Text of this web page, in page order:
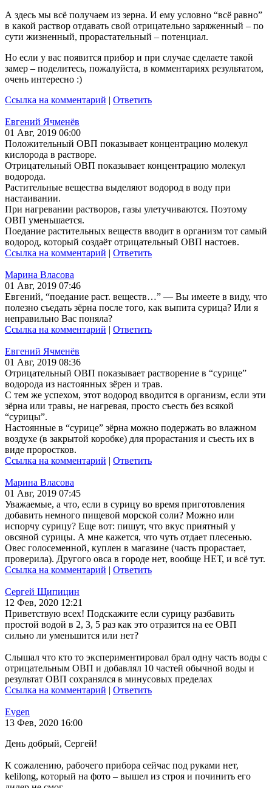
А здесь мы всё получаем из зерна. И ему условно “всё равно”
в какой раствор отдавать свой отрицательно заряженный – по
сути жизненный, прорастательный – потенциал.
Но если у вас появится прибор и при случае сделаете такой
замер – поделитесь, пожалуйста, в комментариях результатом,
очень интересно :)
Ссылка на комментарий | Ответить
Евгений Ячменёв
01 Авг, 2019 06:00
Положительный ОВП показывает концентрацию молекул
кислорода в растворе.
Отрицательный ОВП показывает концентрацию молекул
водорода.
Растительные вещества выделяют водород в воду при
настаивании.
При нагревании растворов, газы улетучиваются. Поэтому
ОВП уменьшается.
Поедание растительных веществ вводит в организм тот самый
водород, который создаёт отрицательный ОВП настоев.
Ссылка на комментарий | Ответить
Марина Власова
01 Авг, 2019 07:46
Евгений, “поедание раст. веществ…” — Вы имеете в виду, что
полезно съедать зёрна после того, как выпита сурица? Или я
неправильно Вас поняла?
Ссылка на комментарий | Ответить
Евгений Ячменёв
01 Авг, 2019 08:36
Отрицательный ОВП показывает растворение в “сурице”
водорода из настоянных зёрен и трав.
С тем же успехом, этот водород вводится в организм, если эти
зёрна или травы, не нагревая, просто съесть без всякой
“сурицы”.
Настоянные в “сурице” зёрна можно подержать во влажном
воздухе (в закрытой коробке) для прорастания и съесть их в
виде проростков.
Ссылка на комментарий | Ответить
Марина Власова
01 Авг, 2019 07:45
Уважаемые, а что, если в сурицу во время приготовления
добавить немного пищевой морской соли? Можно или
испорчу сурицу? Еще вот: пишут, что вкус приятный у
овсяной сурицы. А мне кажется, что чуть отдает плесенью.
Овес голосеменной, куплен в магазине (часть прорастает,
проверила). Другого овса в городе нет, вообще НЕТ, и всё тут.
Ссылка на комментарий | Ответить
Сергей Щипицин
12 Фев, 2020 12:21
Приветствую всех! Подскажите если сурицу разбавить
простой водой в 2, 3, 5 раз как это отразится на ее ОВП
сильно ли уменьшится или нет?
Слышал что кто то экспериментировал брал одну часть воды с
отрицательным ОВП и добавлял 10 частей обычной воды и
результат ОВП сохранялся в минусовых пределах
Ссылка на комментарий | Ответить
Evgen
13 Фев, 2020 16:00
День добрый, Сергей!
К сожалению, рабочего прибора сейчас под руками нет,
kelilong, который на фото – вышел из строя и починить его